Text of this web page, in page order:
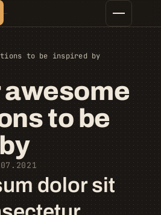
to be inspired by
awesome
to be
dolor sit